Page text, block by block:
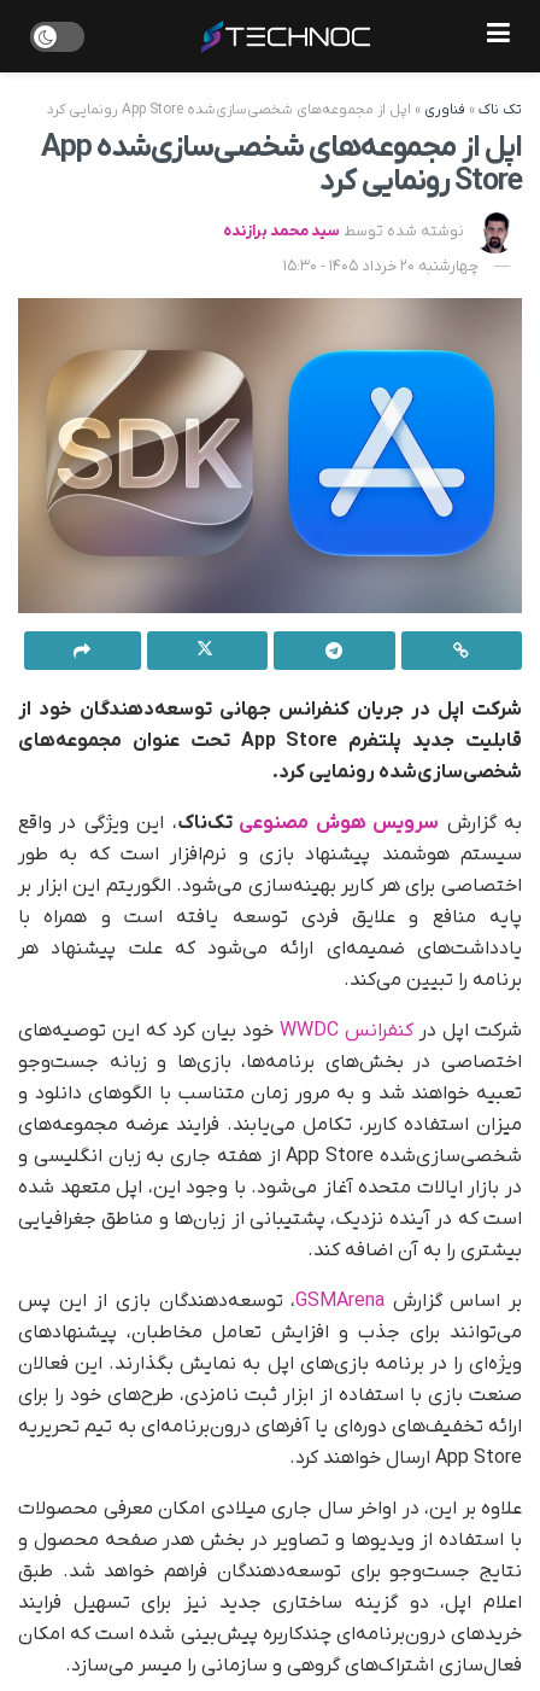
تک ناک» فناوری » اپل از مجموعه‌های شخصی‌سازی‌شده App Store رونمایی کرد
اپل از مجموعه‌های شخصی‌سازی‌شده App
Store رونمایی کرد
نوشته شده توسط سید محمد برازنده
چهارشنبه 20 خرداد 1405 - 15:30
شرکت اپل در جریان کنفرانس جهانی توسعه‌دهندگان خود از
قابلیت جدید پلتفرم App Store تحت عنوان مجموعه‌های
شخصی‌سازی‌شده رونمایی کرد.
به گزارش سرویس هوش مصنوعیتک‌ناک، این ویژگی در واقع
سیستم هوشمند پیشنهاد بازی و نرم‌افزار است که به طور
اختصاصی برای هر کاربر بهینه‌سازی می‌شود. الگوریتم این ابزار بر
پایه منافع و علایق فردی توسعه یافته است و همراه با
یادداشت‌های ضمیمه‌ای ارائه می‌شود که علت پیشنهاد هر
برنامه را تبیین می‌کند.
شرکت اپل درکنفرانس WWDC
خود بیان کرد که این توصیه‌های
اختصاصی در بخش‌های برنامه‌ها، بازی‌ها و زبانه جست‌وجو
تعبیه خواهند شد و به مرور زمان متناسب با الگوهای دانلود و
میزان استفاده کاربر، تکامل می‌یابند. فرایند عرضه مجموعه‌های
شخصی‌سازی‌شده App Store از هفته جاری به زبان انگلیسی و
در بازار ایالات متحده آغاز می‌شود. با وجود این، اپل متعهد شده
است که در آینده نزدیک، پشتیبانی از زبان‌ها و مناطق جغرافیایی
بیشتری را به آن اضافه کند.
بر اساس گزارش GSMArena، توسعه‌دهندگان بازی از این پس
می‌توانند برای جذب و افزایش تعامل مخاطبان، پیشنهادهای
ویژه‌ای را در برنامه بازی‌های اپل به نمایش بگذارند. این فعالان
صنعت بازی با استفاده از ابزار ثبت نامزدی، طرح‌های خود را برای
ارائه تخفیف‌های دوره‌ای یا آفرهای درون‌برنامه‌ای به تیم تحریریه
App Store ارسال خواهند کرد.
علاوه بر این، در اواخر سال جاری میلادی امکان معرفی محصولات
با استفاده از ویدیوها و تصاویر در بخش هدر صفحه محصول و
نتایج جست‌وجو برای توسعه‌دهندگان فراهم خواهد شد. طبق
اعلام اپل، دو گزینه ساختاری جدید نیز برای تسهیل فرایند
خریدهای درون‌برنامه‌ای چندکاربره پیش‌بینی شده است که امکان
فعال‌سازی اشتراک‌های گروهی و سازمانی را میسر می‌سازد.